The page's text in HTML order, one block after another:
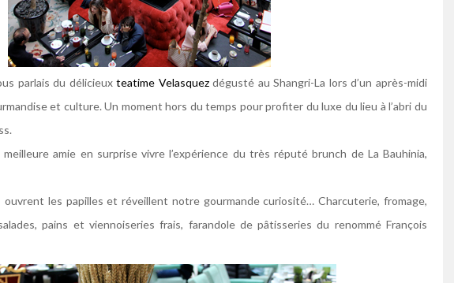
parlais du délicieuxteatime Velasquezdégusté au Shangri-La lors d’un après-midi
et culture. Un moment hors du temps pour profiter du luxe du lieu à l’abri du
meilleure amie en surprise vivre l’expérience du très réputé brunch de La Bauhinia,
ouvrent les papilles et réveillent notre gourmande curiosité… Charcuterie, fromage,
pains et viennoiseries frais, farandole de pâtisseries du renommé François